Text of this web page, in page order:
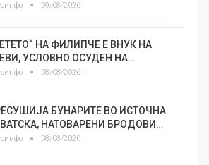
09/08/2026
НА ФИЛИПЧЕ Е ВНУК НА
УСЛОВНО ОСУДЕН НА…
08/08/2026
БУНАРИТЕ ВО ИСТОЧНА
НАТОВАРЕНИ БРОДОВИ…
08/08/2026